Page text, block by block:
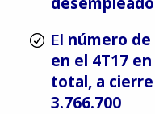
El número
en el 4T17
total, a
3.766.700